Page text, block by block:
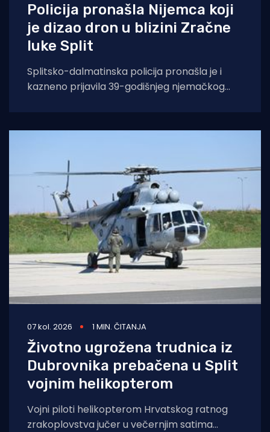
Policija pronašla Nijemca koji
je dizao dron u blizini Zračne
luke Split
Splitsko-dalmatinska policija pronašla je i
kazneno prijavila 39-godišnjeg njemačkog
07 kol. 2026 1 MIN. ČITANJA
Životno ugrožena trudnica iz
Dubrovnika prebačena u Split
vojnim helikopterom
Vojni piloti helikopterom Hrvatskog ratnog
zrakoplovstva jučer u večernjim satima